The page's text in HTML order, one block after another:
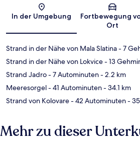
Karte
In der Umgebung
Fortbewegung
Ort
Strand in der Nähe von Mala Slatina- 7
Strand in der Nähe von Lokvice- 13
Strand Jadro- 7 Autominuten- 2.2 km
Meeresorgel- 41 Autominuten- 34.1 km
Strand von Kolovare- 42 Autominuten-
Mehr zu dieser